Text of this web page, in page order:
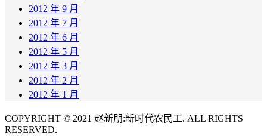
2012 年 9 月
2012 年 7 月
2012 年 6 月
2012 年 5 月
2012 年 3 月
2012 年 2 月
2012 年 1 月
COPYRIGHT © 2021 赵新朋:新时代农民工. ALL RIGHTS
RESERVED.